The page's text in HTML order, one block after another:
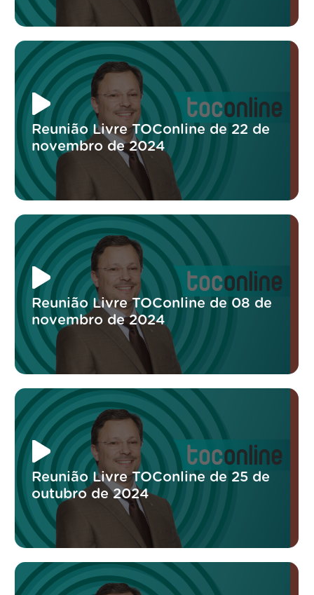
Reunião Livre TOConline de 22 de
novembro de 2024
Reunião Livre TOConline de 08 de
novembro de 2024
Reunião Livre TOConline de 25 de
outubro de 2024